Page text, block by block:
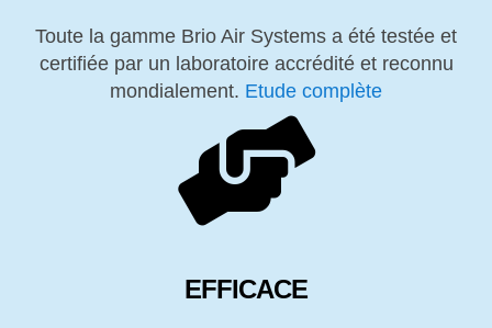
Toute la gamme Brio Air Systems a été testée et
certifiée par un laboratoire accrédité et reconnu
mondialement. Etude complète
EFFICACE